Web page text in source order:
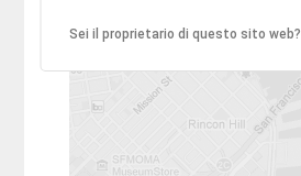
Sei il proprietario di questo sito web?